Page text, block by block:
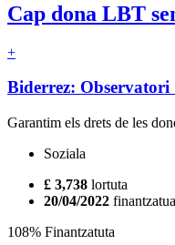
Cap dona LBT
+
Biderrez:
Garantim els drets de les
Soziala
£ 3,738 lortuta
20/04/2022 finantzatua
108% Finantzatuta